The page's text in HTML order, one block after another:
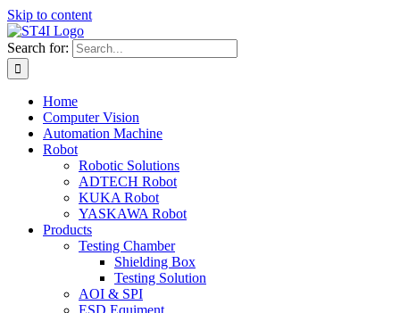
Skip to content
Search for:
Home
Computer Vision
Automation Machine
Robot
Robotic Solutions
ADTECH Robot
KUKA Robot
YASKAWA Robot
Products
Testing Chamber
Shielding Box
Testing Solution
AOI & SPI
ESD Equiment